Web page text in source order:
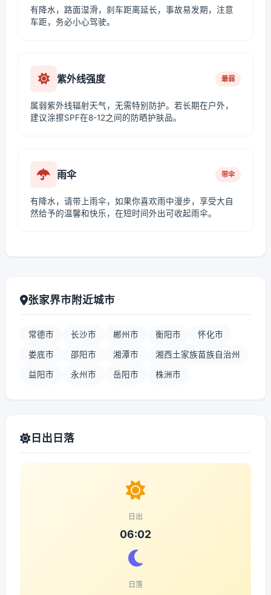
有降水，路面湿滑，刹车距离延长，事故易发期，注意
车距，务必小心驾驶。
紫外线强度 最弱
属弱紫外线辐射天气，无需特别防护。若长期在户外，
建议涂擦SPF在8-12之间的防晒护肤品。
雨伞 带伞
有降水，请带上雨伞，如果你喜欢雨中漫步，享受大自
然给予的温馨和快乐，在短时间外出可收起雨伞。
张家界市附近城市
常德市 长沙市 郴州市 衡阳市 怀化市
娄底市 邵阳市 湘潭市 湘西土家族苗族自治州
益阳市 永州市 岳阳市 株洲市
日出日落
日出
06:02
日落